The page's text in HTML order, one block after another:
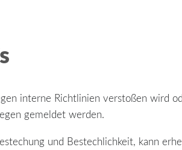
interne Richtlinien verstoßen wird
gemeldet werden.
und Bestechlichkeit, kann